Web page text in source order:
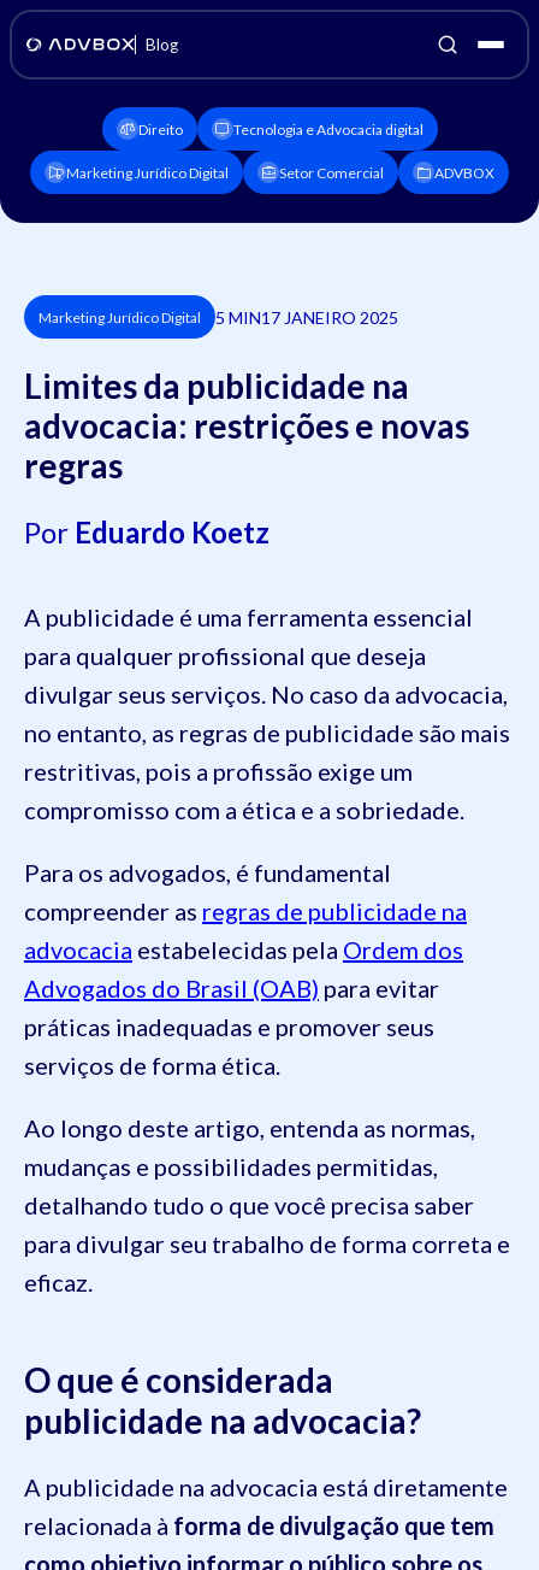
Blog
Direito Tecnologia e Advocacia digital
Marketing Jurídico Digital Setor Comercial ADVBOX
Marketing Jurídico Digital 5 MIN17 JANEIRO 2025
Limites da publicidade na
advocacia: restrições e novas
regras
Por Eduardo Koetz
A publicidade é uma ferramenta essencial
para qualquer profissional que deseja
divulgar seus serviços. No caso da advocacia,
no entanto, as regras de publicidade são mais
restritivas, pois a profissão exige um
compromisso com a ética e a sobriedade.
Para os advogados, é fundamental
compreender as regras de publicidade na
advocacia estabelecidas pela Ordem dos
Advogados do Brasil (OAB) para evitar
práticas inadequadas e promover seus
serviços de forma ética.
Ao longo deste artigo, entenda as normas,
mudanças e possibilidades permitidas,
detalhando tudo o que você precisa saber
para divulgar seu trabalho de forma correta e
eficaz.
O que é considerada
publicidade na advocacia?
A publicidade na advocacia está diretamente
relacionada à forma de divulgação que tem